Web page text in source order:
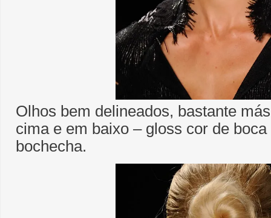
Olhos bem delineados, bastante
cima e em baixo – gloss cor de
bochecha.